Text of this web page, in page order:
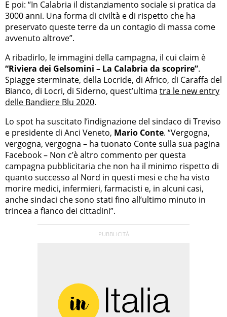
E poi: “In Calabria il distanziamento sociale si pratica da
3000 anni. Una forma di civiltà e di rispetto che ha
preservato queste terre da un contagio di massa come
avvenuto altrove”.
A ribadirlo, le immagini della campagna, il cui claim è
“Riviera dei Gelsomini – La Calabria da scoprire”.
Spiagge sterminate, della Locride, di Africo, di Caraffa del
Bianco, di Locri, di Siderno, quest’ultima tra le new entry
delle Bandiere Blu 2020.
Lo spot ha suscitato l’indignazione del sindaco di Treviso
e presidente di Anci Veneto, Mario Conte. “Vergogna,
vergogna, vergogna – ha tuonato Conte sulla sua pagina
Facebook – Non c’è altro commento per questa
campagna pubblicitaria che non ha il minimo rispetto di
quanto successo al Nord in questi mesi e che ha visto
morire medici, infermieri, farmacisti e, in alcuni casi,
anche sindaci che sono stati fino all’ultimo minuto in
trincea a fianco dei cittadini”.